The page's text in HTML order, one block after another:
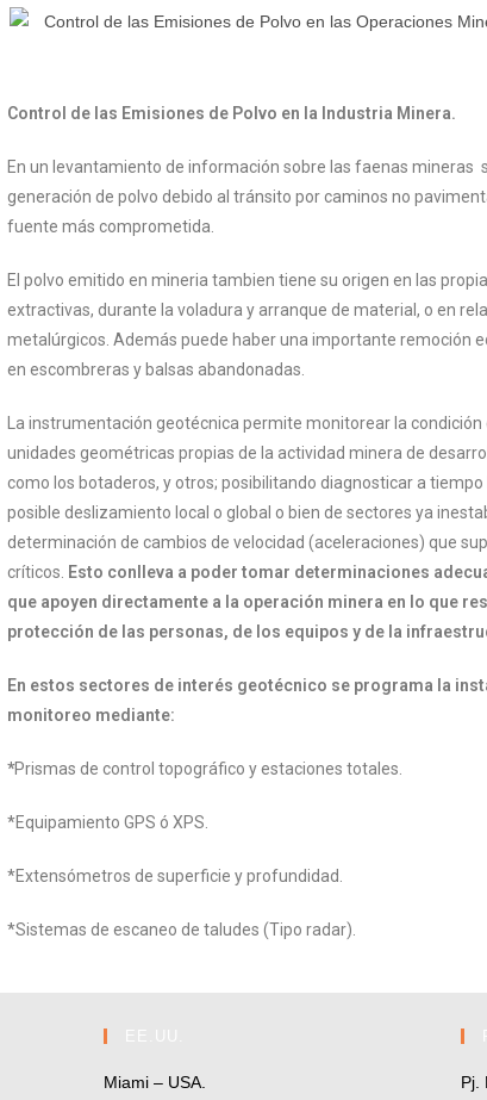
Control de las Emisiones de Polvo en la Industria Minera.
En un levantamiento de información sobre las faenas mineras
generación de polvo debido al tránsito por caminos no
fuente más comprometida.
El polvo emitido en mineria tambien tiene su origen en las
extractivas, durante la voladura y arranque de material, o en
metalúrgicos. Además puede haber una importante remoción
en escombreras y balsas abandonadas.
La instrumentación geotécnica permite monitorear la condición
unidades geométricas propias de la actividad minera de
como los botaderos, y otros; posibilitando diagnosticar a tiempo
posible deslizamiento local o global o bien de sectores ya
determinación de cambios de velocidad (aceleraciones) que
críticos. Esto conlleva a poder tomar determinaciones
que apoyen directamente a la operación minera en lo que
protección de las personas, de los equipos y de la
En estos sectores de interés geotécnico se programa la
monitoreo mediante:
*Prismas de control topográfico y estaciones totales.
*Equipamiento GPS ó XPS.
*Extensómetros de superficie y profundidad.
*Sistemas de escaneo de taludes (Tipo radar).
Miami – USA. Pj.